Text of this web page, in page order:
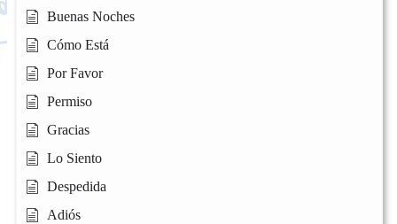
Buenas Noches
Cómo Está
Por Favor
Permiso
Gracias
Lo Siento
Despedida
Adiós